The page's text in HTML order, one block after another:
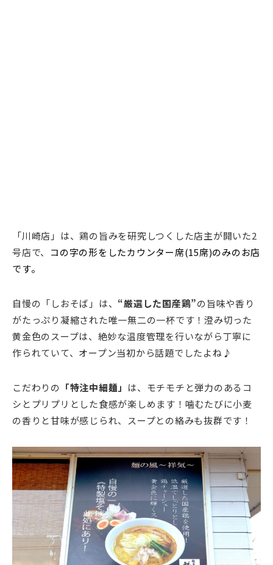
「川崎店」は、鶏の旨みを研究しつくした店主が開いた2
号店で、 コの字の形をしたカウンター席(15席)のみのお店
です。
自慢の「しおそば」は、 “厳選した国産鶏”の旨味や香り
がたっぷり凝縮された唯一無二の一杯です！澄み切った
黄金色のスープは、絶妙な温度管理を行いながら丁寧に
作られていて、オープン当初から話題でしたよね♪
こだわりの 「特注中細麺」 は、モチモチと弾力のあるコ
シとプリプリとした食感が楽しめます！噛むたびに小麦
の香りと甘味が感じられ、スープとの絡みも抜群です！